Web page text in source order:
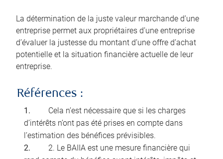
La détermination de la juste valeur marchande d’une
entreprise permet aux propriétaires d’une entreprise
d’évaluer la justesse du montant d’une offre d’achat
potentielle et la situation financière actuelle de leur
entreprise.
Références :
Cela n’est nécessaire que si les charges
d’intérêts n’ont pas été prises en compte dans
l’estimation des bénéfices prévisibles.
2. Le BAIIA est une mesure financière qui